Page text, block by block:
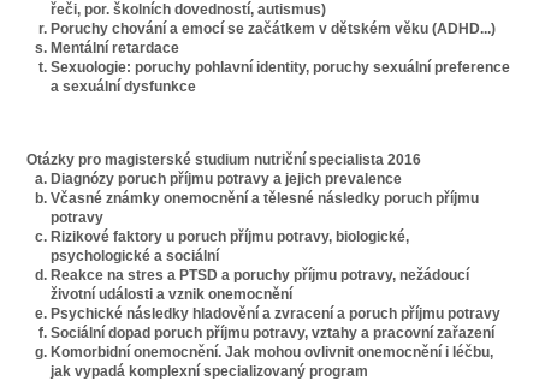
řeči, por. školních dovedností, autismus)
Poruchy chování a emocí se začátkem v dětském věku (ADHD...)
Mentální retardace
Sexuologie: poruchy pohlavní identity, poruchy sexuální preference
a sexuální dysfunkce
Otázky pro magisterské studium nutriční specialista 2016
Diagnózy poruch příjmu potravy a jejich prevalence
Včasné známky onemocnění a tělesné následky poruch příjmu
potravy
Rizikové faktory u poruch příjmu potravy, biologické,
psychologické a sociální
Reakce na stres a PTSD a poruchy příjmu potravy, nežádoucí
životní události a vznik onemocnění
Psychické následky hladovění a zvracení a poruch příjmu potravy
Sociální dopad poruch příjmu potravy, vztahy a pracovní zařazení
Komorbidní onemocnění. Jak mohou ovlivnit onemocnění i léčbu,
jak vypadá komplexní specializovaný program